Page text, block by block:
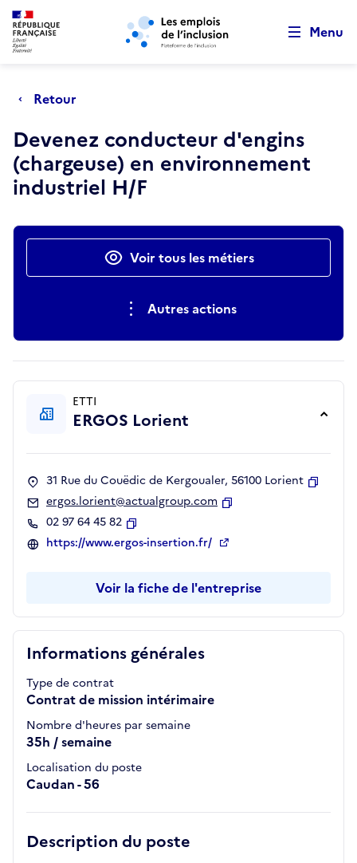
Aller au menu principal Aller au contenu principal
Menu
Retour
Devenez conducteur d'engins
(chargeuse) en environnement
industriel H/F
Actions rapidesVoir tous les métiers
Autres actions
Informations générales
Type de contrat
Contrat de mission intérimaire
Nombre d'heures par semaine
35h / semaine
Localisation du poste
Caudan - 56
Description du poste
ETTI
ERGOS Lorient
31 Rue du Couëdic de Kergoualer, 56100 Lorient
ergos.lorient@actualgroup.com
02 97 64 45 82
Copier
https://www.ergos-insertion.fr/
Voir la fiche de l'entreprise
Retour au début de la page
Panneau de gestion des cookies